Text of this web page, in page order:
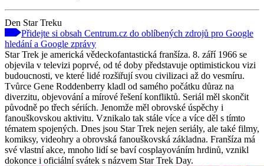
Den Star Treku
Přidejte si obsah Centrum.cz do oblíbených zdrojů pro Google
hledání a Google zprávy
Star Trek je americká vědeckofantastická franšíza. 8. září 1966 se
objevila v televizi poprvé, od té doby představuje optimistickou vizi
budoucnosti, ve které lidé rozšiřují svou civilizaci až do vesmíru.
Tvůrce Gene Roddenberry kladl od samého počátku důraz na
diverzitu, objevování a mírové řešení konfliktů. Seriál měl skončit
původně po třech sériích. Jenomže měl obrovské úspěchy i
fanouškovskou aktivitu. Vznikalo tak stále více a více děl s tímto
tématem spojených. Dnes jsou Star Trek nejen seriály, ale také filmy,
komiksy, videohry a obrovská fanouškovská základna. Franšíza má
své vlastní akce, mnoho lidí se baví cosplayováním hrdinů, vznikl
dokonce i oficiální svátek s názvem Star Trek Day.